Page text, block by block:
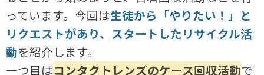
っています。今回は生徒から「やりたい！」と
リクエストがあり、スタートしたリサイクル活
動を紹介します。
一つ目はコンタクトレンズのケース回収活動で